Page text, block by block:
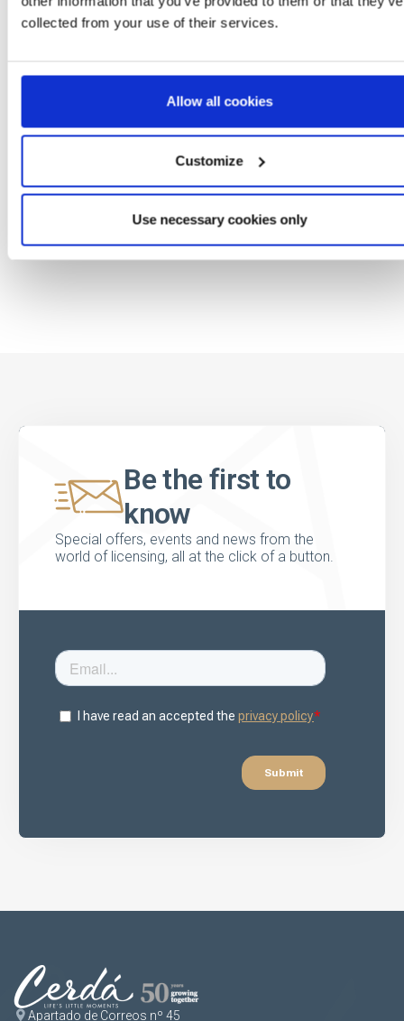
collected from your use of their services.
Allow all cookies
Customize
Use necessary cookies only
LONG PYJAMES SINGLE
Ref: 2900002299
STITCH
Ref: 2100005060
Be the first to
know
Special offers, events and news from the
world of licensing, all at the click of a button.
Apartado de Correos nº 45